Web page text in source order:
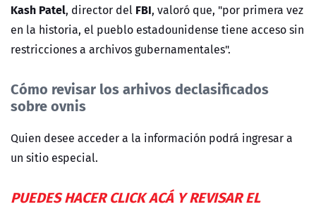
Kash Patel, director del FBI, valoró que, "por primera vez
en la historia, el pueblo estadounidense tiene acceso sin
restricciones a archivos gubernamentales".
Cómo revisar los arhivos declasificados
sobre ovnis
Quien desee acceder a la información podrá ingresar a
un sitio especial.
PUEDES HACER CLICK ACÁ Y REVISAR EL